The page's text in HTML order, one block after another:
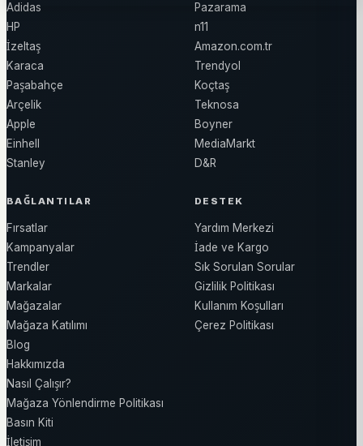
Adidas
HP
İzeltaş
Karaca
Paşabahçe
Arçelik
Apple
Einhell
Stanley
Pazarama
n11
Amazon.com.tr
Trendyol
Koçtaş
Teknosa
Boyner
MediaMarkt
D&R
BAĞLANTILAR
Fırsatlar
Kampanyalar
Trendler
Markalar
Mağazalar
Mağaza Katılımı
Blog
Hakkımızda
Nasıl Çalışır?
Mağaza Yönlendirme Politikası
Basın Kiti
İletişim
DESTEK
Yardım Merkezi
İade ve Kargo
Sık Sorulan Sorular
Gizlilik Politikası
Kullanım Koşulları
Çerez Politikası